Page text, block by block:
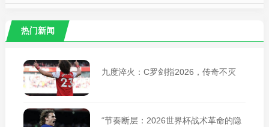
热门新闻
九度淬火：C罗剑指2026，传奇不灭
“节奏断层：2026世界杯战术革命的隐